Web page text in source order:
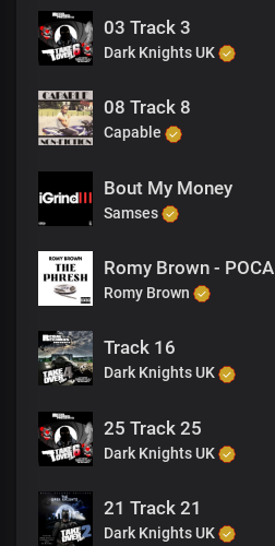
03 Track 3
Dark Knights UK
08 Track 8
Capable
Bout My Money
Samses
Romy Brown - POCA
Romy Brown
Track 16
Dark Knights UK
25 Track 25
Dark Knights UK
21 Track 21
Dark Knights UK